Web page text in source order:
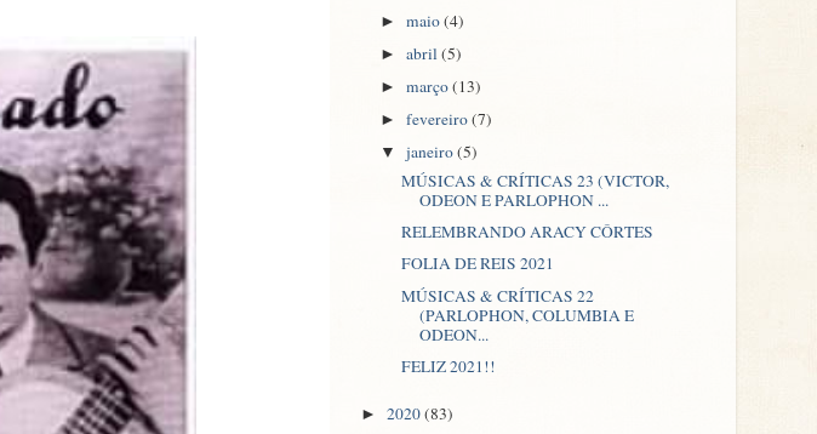
►maio(4)
►abril(5)
►março(13)
►fevereiro(7)
▼janeiro(5)
MÚSICAS & CRÍTICAS 23 (VICTOR,
ODEON E PARLOPHON ...
RELEMBRANDO ARACY CÔRTES
FOLIA DE REIS 2021
MÚSICAS & CRÍTICAS 22
(PARLOPHON, COLUMBIA E
ODEON...
FELIZ 2021!!
► 2020(83)